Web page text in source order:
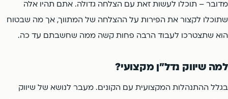
מדובר – תוכלו לעשות זאת עם הצלחה גדולה. אתם תהיו אלה
שתוכלו לקצור את הפירות על ההצלחה של המתווך, אך מה שבטוח
הוא שתצטרכו לעבוד הרבה פחות קשה ממה שחשבתם עד כה.
למה שיווק נדל"ן מקצועי?
בגלל ההתנהלות המקצועית עם הקונים. מעבר לנושא של שיווק